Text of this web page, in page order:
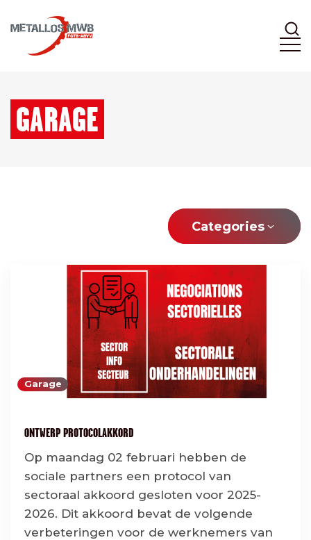
GARAGE
Categories
Garage
ONTWERP PROTOCOLAKKORD
Op maandag 02 februari hebben de
sociale partners een protocol van
sectoraal akkoord gesloten voor 2025-
2026. Dit akkoord bevat de volgende
verbeteringen voor de werknemers van